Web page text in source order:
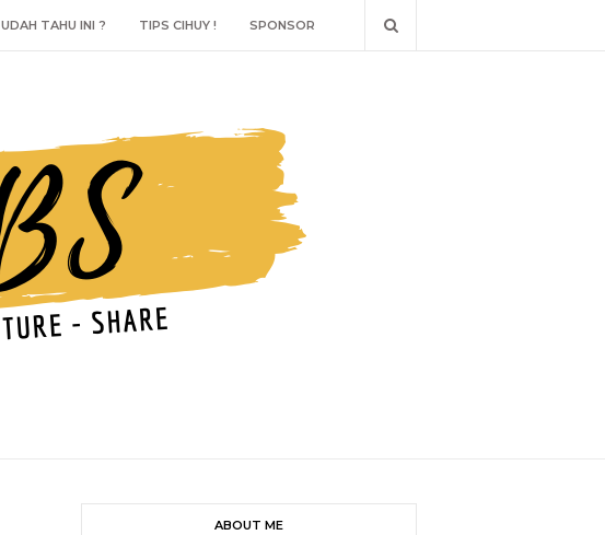
UDAH TAHU INI ? TIPS CIHUY ! SPONSOR
ABOUT ME